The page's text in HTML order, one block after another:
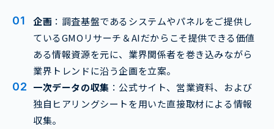
企画 ：調査基盤であるシステムやパネルをご提供し
ているGMOリサーチ＆AIだからこそ提供できる価値
ある情報資源を元に、業界関係者を巻き込みながら
業界トレンドに沿う企画を立案。
一次データの収集 ：公式サイト、営業資料、および
独自ヒアリングシートを用いた直接取材による情報
収集。